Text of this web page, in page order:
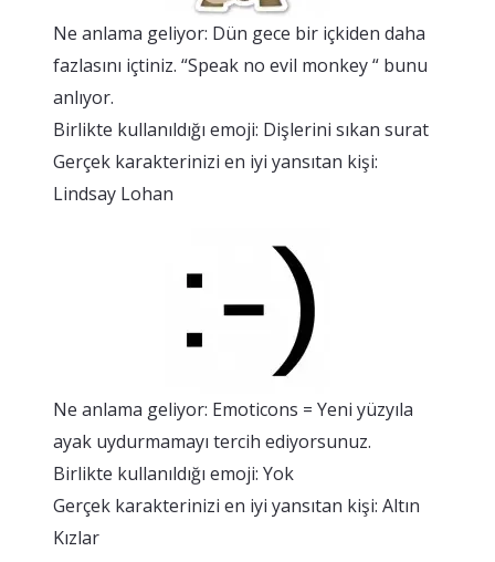
Ne anlama geliyor: Dün gece bir içkiden daha
fazlasını içtiniz. “Speak no evil monkey “ bunu
anlıyor.
Birlikte kullanıldığı emoji: Dişlerini sıkan surat
Gerçek karakterinizi en iyi yansıtan kişi:
Lindsay Lohan
Ne anlama geliyor: Emoticons = Yeni yüzyıla
ayak uydurmamayı tercih ediyorsunuz.
Birlikte kullanıldığı emoji: Yok
Gerçek karakterinizi en iyi yansıtan kişi: Altın
Kızlar